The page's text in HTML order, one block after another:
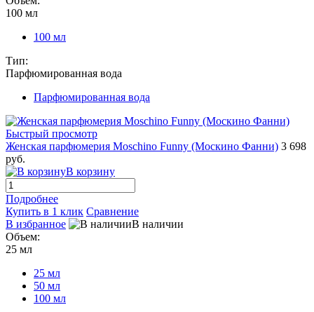
100 мл
100 мл
Тип:
Парфюмированная вода
Парфюмированная вода
Быстрый просмотр
Женская парфюмерия Moschino Funny (Москино Фанни) 3 698
руб.
В корзину
Подробнее
Купить в 1 клик Сравнение
В избранное
В наличии
Объем:
25 мл
25 мл
50 мл
100 мл